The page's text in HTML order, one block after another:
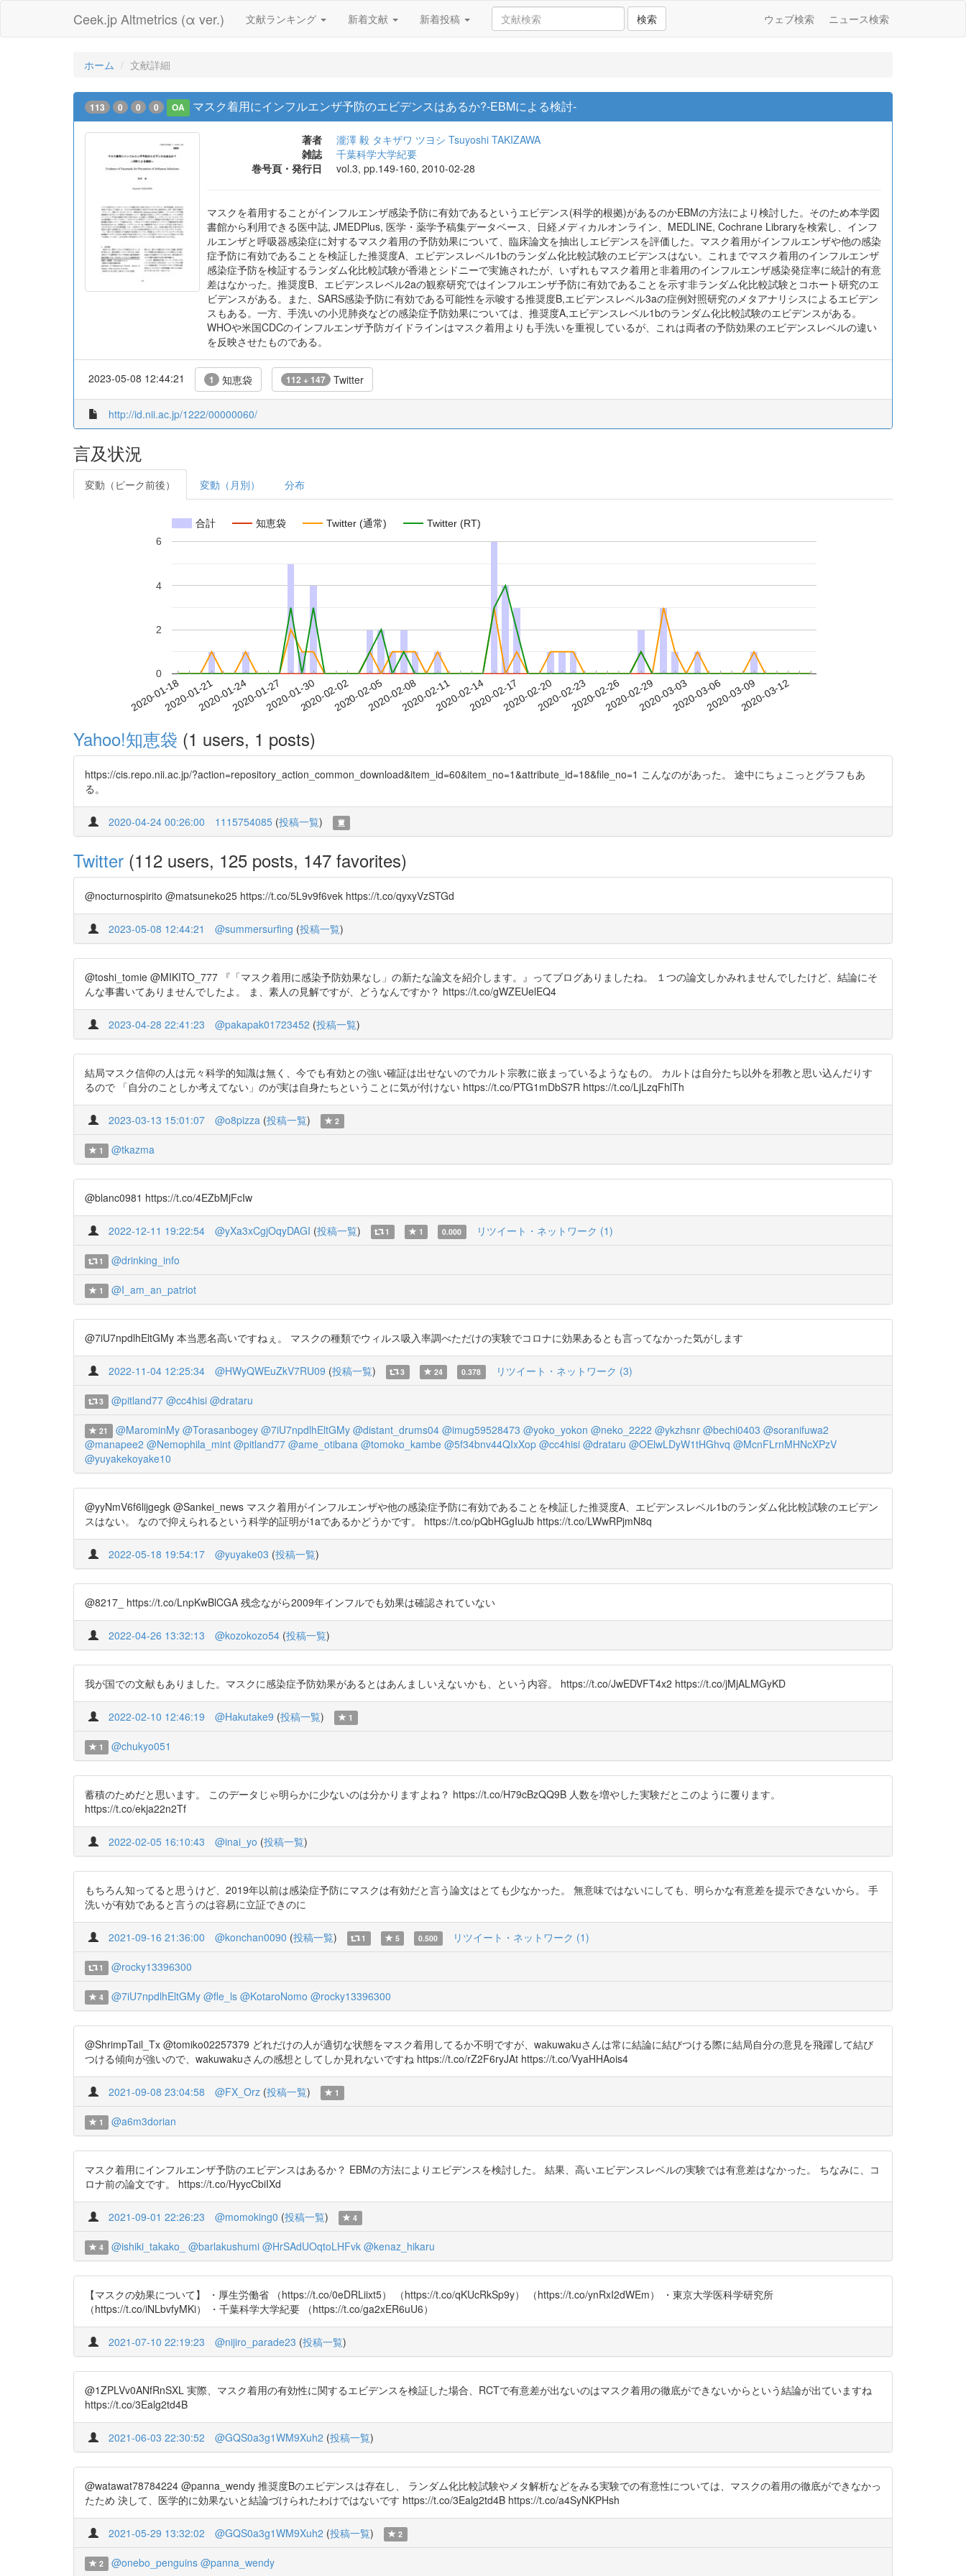
Ceek.jp Altmetrics (α ver.) 文献ランキング 新着文献 新着投稿 検索 ウェブ検索 ニュース検索
ホーム 文献詳細
113 0 0 0 OA マスク着用にインフルエンザ予防のエビデンスはあるか?-EBMによる検討-
著者 瀧澤 毅 タキザワ ツヨシ Tsuyoshi TAKIZAWA
雑誌
千葉科学大学紀要
巻号頁・発行日
vol.3, pp.149-160, 2010-02-28
マスクを着用することがインフルエンザ感染予防に有効であるというエビデンス(科学的根拠)があるのかEBMの方法により検討した。そのため本学図
書館から利用できる医中誌, JMEDPlus, 医学・薬学予稿集データベース、日経メディカルオンライン、MEDLINE, Cochrane Libraryを検索し、インフ
ルエンザと呼吸器感染症に対するマスク着用の予防効果について、臨床論文を抽出しエビデンスを評価した。マスク着用がインフルエンザや他の感染
症予防に有効であることを検証した推奨度A、エビデンスレベル1bのランダム化比較試験のエビデンスはない。これまでマスク着用のインフルエンザ
感染症予防を検証するランダム化比較試験が香港とシドニーで実施されたが、いずれもマスク着用と非着用のインフルエンザ感染発症率に統計的有意
差はなかった。推奨度B、エビデンスレベル2aの観察研究ではインフルエンザ予防に有効であることを示す非ランダム化比較試験とコホート研究のエ
ビデンスがある。また、SARS感染予防に有効である可能性を示唆する推奨度B,エビデンスレベル3aの症例対照研究のメタアナリシスによるエビデン
スもある。一方、手洗いの小児肺炎などの感染症予防効果については、推奨度A,エビデンスレベル1bのランダム化比較試験のエビデンスがある。
WHOや米国CDCのインフルエンザ予防ガイドラインはマスク着用よりも手洗いを重視しているが、これは両者の予防効果のエビデンスレベルの違い
を反映させたものである。
2023-05-08 12:44:21 1 知恵袋 112 + 147 Twitter
http://id.nii.ac.jp/1222/00000060/
言及状況
変動（ピーク前後） 変動（月別） 分布
合計 知恵袋 Twitter (通常) Twitter (RT)
2020-01-182020-01-212020-01-242020-01-272020-01-302020-02-022020-02-052020-02-082020-02-112020-02-142020-02-172020-02-202020-02-232020-02-262020-02-292020-03-032020-03-062020-03-092020-03-12
0
2
4
6
Yahoo!知恵袋 (1 users, 1 posts)
https://cis.repo.nii.ac.jp/?action=repository_action_common_download&item_id=60&item_no=1&attribute_id=18&file_no=1 こんなのがあった。 途中にちょこっとグラフもあ
る。
2020-04-24 00:26:00 1115754085 (投稿一覧)
Twitter (112 users, 125 posts, 147 favorites)
@nocturnospirito @matsuneko25 https://t.co/5L9v9f6vek https://t.co/qyxyVzSTGd
2023-05-08 12:44:21 @summersurfing (投稿一覧)
@toshi_tomie @MIKITO_777 『「マスク着用に感染予防効果なし」の新たな論文を紹介します。』ってブログありましたね。 １つの論文しかみれませんでしたけど、結論にそ
んな事書いてありませんでしたよ。 ま、素人の見解ですが、どうなんですか？ https://t.co/gWZEUelEQ4
2023-04-28 22:41:23 @pakapak01723452 (投稿一覧)
結局マスク信仰の人は元々科学的知識は無く、今でも有効との強い確証は出せないのでカルト宗教に嵌まっているようなもの。 カルトは自分たち以外を邪教と思い込んだりす
るので 「自分のことしか考えてない」のが実は自身たちということに気が付けない https://t.co/PTG1mDbS7R https://t.co/LjLzqFhlTh
2023-03-13 15:01:07 @o8pizza (投稿一覧) 2
1 @tkazma
@blanc0981 https://t.co/4EZbMjFcIw
2022-12-11 19:22:54 @yXa3xCgjOqyDAGI (投稿一覧) 1 1 0.000 リツイート・ネットワーク (1)
1 @drinking_info
1 @I_am_an_patriot
@7iU7npdlhEltGMy 本当悪名高いですねぇ。 マスクの種類でウィルス吸入率調べただけの実験でコロナに効果あるとも言ってなかった気がします
2022-11-04 12:25:34 @HWyQWEuZkV7RU09 (投稿一覧) 3 24 0.378 リツイート・ネットワーク (3)
3 @pitland77 @cc4hisi @drataru
21 @MarominMy @Torasanbogey @7iU7npdlhEltGMy @distant_drums04 @imug59528473 @yoko_yokon @neko_2222 @ykzhsnr @bechi0403 @soranifuwa2
@manapee2 @Nemophila_mint @pitland77 @ame_otibana @tomoko_kambe @5f34bnv44QIxXop @cc4hisi @drataru @OElwLDyW1tHGhvq @McnFLrnMHNcXPzV
@yuyakekoyake10
@yyNmV6f6lijgegk @Sankei_news マスク着用がインフルエンザや他の感染症予防に有効であることを検証した推奨度A、エビデンスレベル1bのランダム化比較試験のエビデン
スはない。 なので抑えられるという科学的証明が1aであるかどうかです。 https://t.co/pQbHGgIuJb https://t.co/LWwRPjmN8q
2022-05-18 19:54:17 @yuyake03 (投稿一覧)
@8217_ https://t.co/LnpKwBlCGA 残念ながら2009年インフルでも効果は確認されていない
2022-04-26 13:32:13 @kozokozo54 (投稿一覧)
我が国での文献もありました。マスクに感染症予防効果があるとはあんましいえないかも、という内容。 https://t.co/JwEDVFT4x2 https://t.co/jMjALMGyKD
2022-02-10 12:46:19 @Hakutake9 (投稿一覧) 1
1 @chukyo051
蓄積のためだと思います。 このデータじゃ明らかに少ないのは分かりますよね？ https://t.co/H79cBzQQ9B 人数を増やした実験だとこのように覆ります。
https://t.co/ekja22n2Tf
2022-02-05 16:10:43 @inai_yo (投稿一覧)
もちろん知ってると思うけど、2019年以前は感染症予防にマスクは有効だと言う論文はとても少なかった。 無意味ではないにしても、明らかな有意差を提示できないから。 手
洗いが有効であると言うのは容易に立証できのに
2021-09-16 21:36:00 @konchan0090 (投稿一覧) 1 5 0.500 リツイート・ネットワーク (1)
1 @rocky13396300
4 @7iU7npdlhEltGMy @fle_ls @KotaroNomo @rocky13396300
@ShrimpTail_Tx @tomiko02257379 どれだけの人が適切な状態をマスク着用してるか不明ですが、wakuwakuさんは常に結論に結びつける際に結局自分の意見を飛躍して結び
つける傾向が強いので、wakuwakuさんの感想としてしか見れないですね https://t.co/rZ2F6ryJAt https://t.co/VyaHHAois4
2021-09-08 23:04:58 @FX_Orz (投稿一覧) 1
1 @a6m3dorian
マスク着用にインフルエンザ予防のエビデンスはあるか？ EBMの方法によりエビデンスを検討した。 結果、高いエビデンスレベルの実験では有意差はなかった。 ちなみに、コ
ロナ前の論文です。 https://t.co/HyycCbiIXd
2021-09-01 22:26:23 @momoking0 (投稿一覧) 4
4 @ishiki_takako_ @barlakushumi @HrSAdUOqtoLHFvk @kenaz_hikaru
【マスクの効果について】 ・厚生労働省 （https://t.co/0eDRLiixt5） （https://t.co/qKUcRkSp9y） （https://t.co/ynRxI2dWEm） ・東京大学医科学研究所
（https://t.co/iNLbvfyMKi） ・千葉科学大学紀要 （https://t.co/ga2xER6uU6）
2021-07-10 22:19:23 @nijiro_parade23 (投稿一覧)
@1ZPLVv0ANfRnSXL 実際、マスク着用の有効性に関するエビデンスを検証した場合、RCTで有意差が出ないのはマスク着用の徹底ができないからという結論が出ていますね
https://t.co/3Ealg2td4B
2021-06-03 22:30:52 @GQS0a3g1WM9Xuh2 (投稿一覧)
@watawat78784224 @panna_wendy 推奨度Bのエビデンスは存在し、 ランダム化比較試験やメタ解析などをみる実験での有意性については、マスクの着用の徹底ができなかっ
たため 決して、医学的に効果ないと結論づけられたわけではないです https://t.co/3Ealg2td4B https://t.co/a4SyNKPHsh
2021-05-29 13:32:02 @GQS0a3g1WM9Xuh2 (投稿一覧) 2
2 @onebo_penguins @panna_wendy